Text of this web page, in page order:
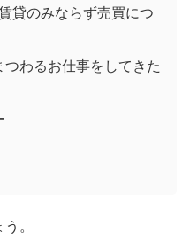
貸のみならず売買につ
わるお仕事をしてきた
。